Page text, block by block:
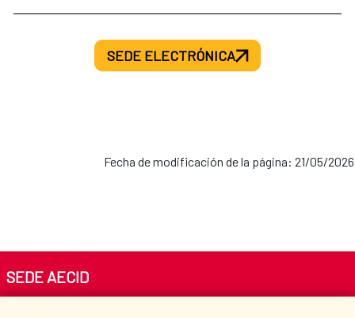
SEDE ELECTRÓNICA
Fecha de modificación de la página: 21/05/2026
SEDE AECID